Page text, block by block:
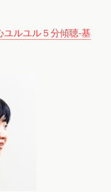
ユルユル５分傾聴-基